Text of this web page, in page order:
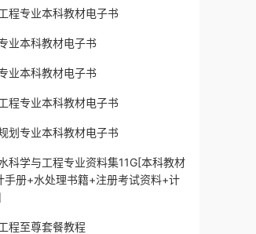
程专业本科教材电子书
业本科教材电子书
业本科教材电子书
程专业本科教材电子书
划专业本科教材电子书
科学与工程专业资料集11G[本科教材
手册+水处理书籍+注册考试资料+计
程至尊套餐教程